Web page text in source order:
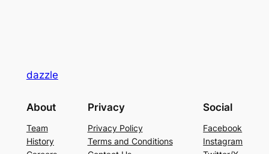
dazzle
About
Team
History
Privacy
Privacy Policy
Terms and Conditions
Social
Facebook
Instagram